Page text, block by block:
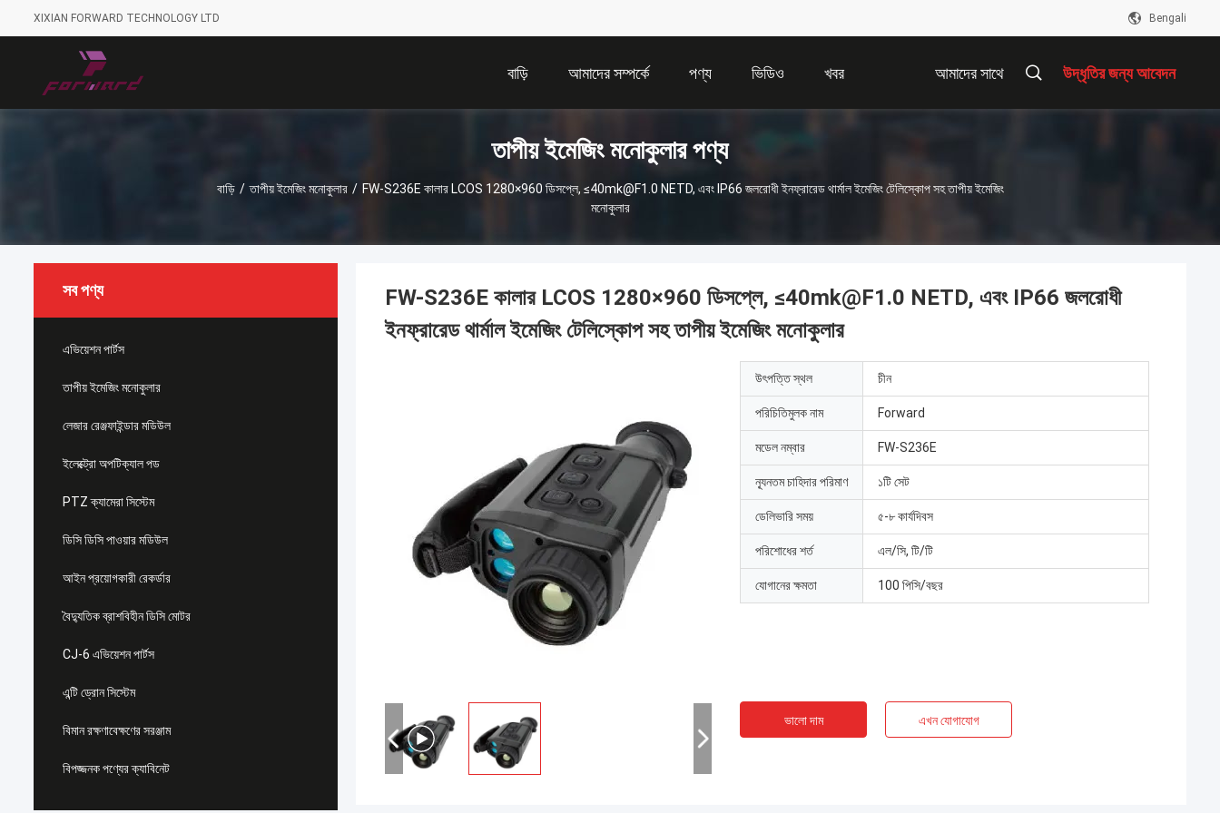
XIXIAN FORWARD TECHNOLOGY LTD Bengali
বাড়ি আমাদের সম্পর্কে পণ্য ভিডিও খবর আমাদের সাথে উদ্ধৃতির জন্য আবেদন
তাপীয় ইমেজিং মনোকুলার পণ্য
বাড়ি / তাপীয় ইমেজিং মনোকুলার / FW-S236E কালার LCOS 1280×960 ডিসপ্লে, ≤40mk@F1.0 NETD, এবং IP66 জলরোধী ইনফ্রারেড থার্মাল ইমেজিং টেলিস্কোপ সহ তাপীয় ইমেজিং
মনোকুলার
সব পণ্য
এভিয়েশন পার্টস
তাপীয় ইমেজিং মনোকুলার
লেজার রেঞ্জফাইন্ডার মডিউল
ইলেক্ট্রো অপটিক্যাল পড
PTZ ক্যামেরা সিস্টেম
ডিসি ডিসি পাওয়ার মডিউল
আইন প্রয়োগকারী রেকর্ডার
বৈদ্যুতিক ব্রাশবিহীন ডিসি মোটর
CJ-6 এভিয়েশন পার্টস
এন্টি ড্রোন সিস্টেম
বিমান রক্ষণাবেক্ষণের সরঞ্জাম
বিপজ্জনক পণ্যের ক্যাবিনেট
FW-S236E কালার LCOS 1280×960 ডিসপ্লে, ≤40mk@F1.0 NETD, এবং IP66 জলরোধী
ইনফ্রারেড থার্মাল ইমেজিং টেলিস্কোপ সহ তাপীয় ইমেজিং মনোকুলার
উৎপত্তি স্থল চীন
পরিচিতিমুলক নাম Forward
মডেল নম্বার FW-S236E
ন্যূনতম চাহিদার পরিমাণ ১টি সেট
ডেলিভারি সময় ৫-৮ কার্যদিবস
পরিশোধের শর্ত এল/সি, টি/টি
যোগানের ক্ষমতা 100 পিসি/বছর
ভালো দাম এখন যোগাযোগ